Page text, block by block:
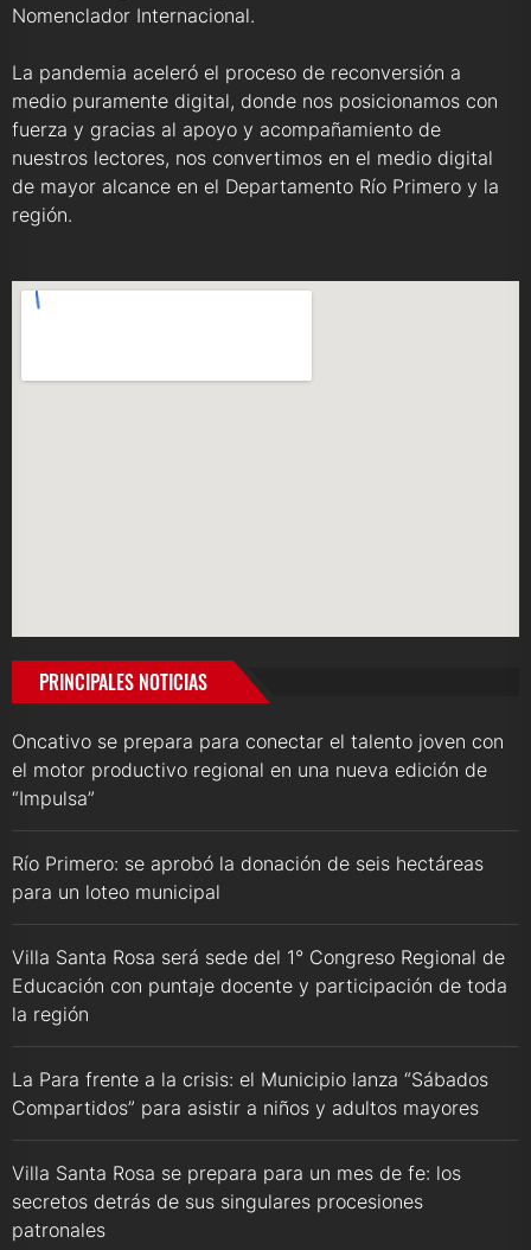
Nomenclador Internacional.
La pandemia aceleró el proceso de reconversión a
medio puramente digital, donde nos posicionamos con
fuerza y gracias al apoyo y acompañamiento de
nuestros lectores, nos convertimos en el medio digital
de mayor alcance en el Departamento Río Primero y la
región.
PRINCIPALES NOTICIAS
Oncativo se prepara para conectar el talento joven con
el motor productivo regional en una nueva edición de
“Impulsa”
Río Primero: se aprobó la donación de seis hectáreas
para un loteo municipal
Villa Santa Rosa será sede del 1° Congreso Regional de
Educación con puntaje docente y participación de toda
la región
La Para frente a la crisis: el Municipio lanza “Sábados
Compartidos” para asistir a niños y adultos mayores
Villa Santa Rosa se prepara para un mes de fe: los
secretos detrás de sus singulares procesiones
patronales